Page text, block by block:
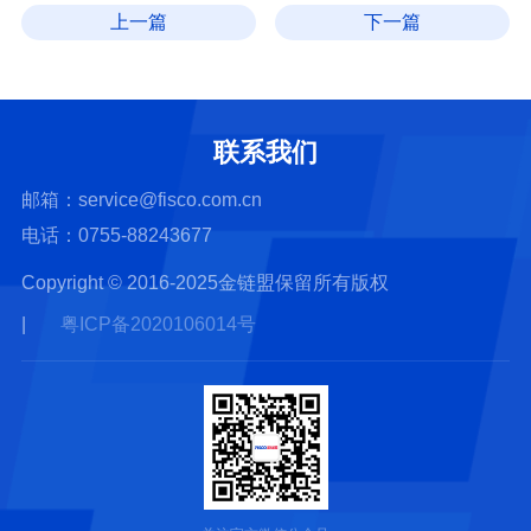
上一篇 下一篇
联系我们
邮箱：service@fisco.com.cn
电话：0755-88243677
Copyright © 2016-2025金链盟保留所有版权
粤ICP备2020106014号